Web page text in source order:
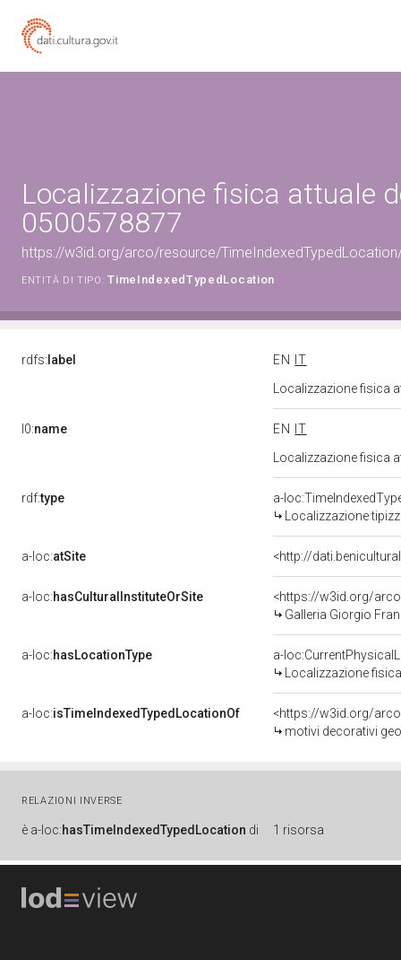
Localizzazione fisica attuale
0500578877
https://w3id.org/arco/resource/
ENTITÀ DI TIPO: TimeIndexedTypedLocation
rdfs: label EN
IT
Localizzazione fisica
l0:name EN
IT
Localizzazione fisica
rdf:type
a-
Localizzazione
a-loc:atSite <http://
a-loc:hasCulturalInstituteOrSite
<https://w3id.org/
Galleria Giorgio
a-loc:hasLocationType
a-
Localizzazione
a-loc:isTimeIndexedTypedLocationOf
<https://w3id.org/
motivi decorativi
RELAZIONI INVERSE
è a-loc:hasTimeIndexedTypedLocation di 1 risorsa